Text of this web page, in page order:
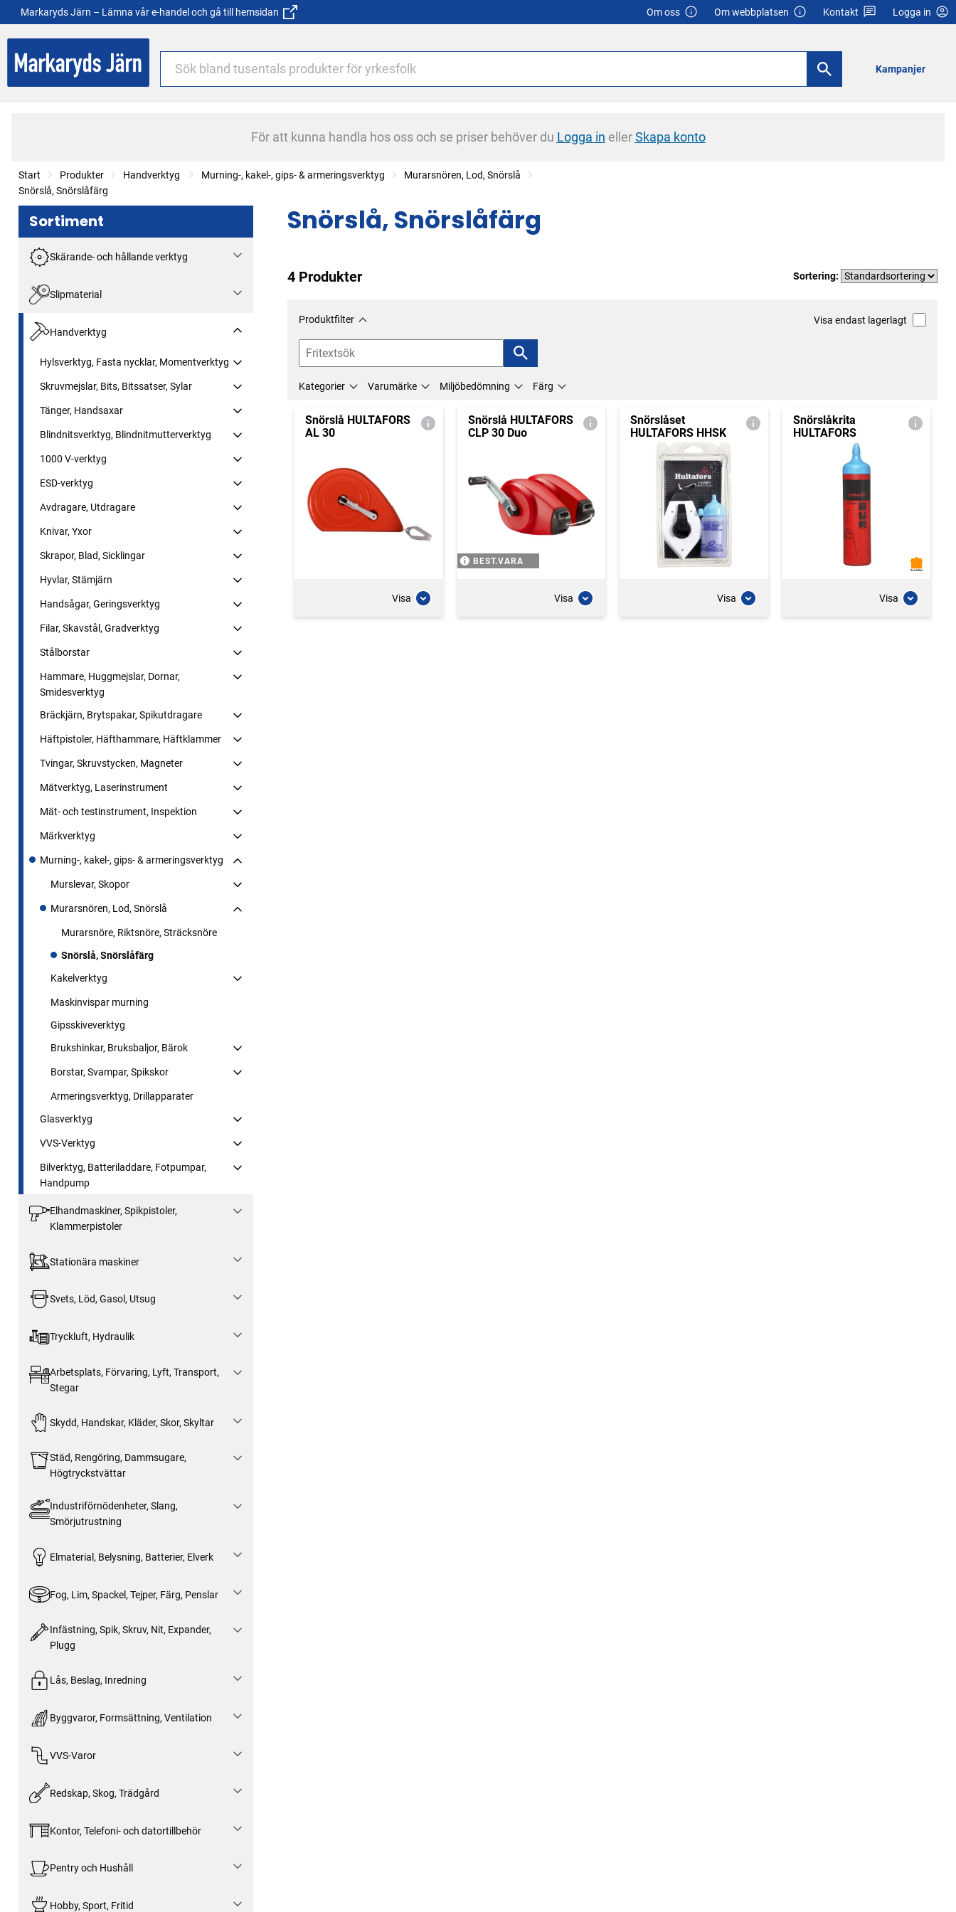
Markaryds Järn – Lämna vår e-handel och gå till hemsidan Om oss Om webbplatsen Kontakt Logga in
Kampanjer
För att kunna handla hos oss och se priser behöver du Logga in ellerSkapa konto
Start Produkter Handverktyg Murning-, kakel-, gips- & armeringsverktyg
Murarsnören, Lod, Snörslå
Snörslå, Snörslåfärg
Sortiment
Skärande- och hållande verktyg
Slipmaterial
Handverktyg
Hylsverktyg, Fasta nycklar, Momentverktyg
Skruvmejslar, Bits, Bitssatser, Sylar
Tänger, Handsaxar
Blindnitsverktyg, Blindnitmutterverktyg
1000 V-verktyg
ESD-verktyg
Avdragare, Utdragare
Knivar, Yxor
Skrapor, Blad, Sicklingar
Hyvlar, Stämjärn
Handsågar, Geringsverktyg
Filar, Skavstål, Gradverktyg
Stålborstar
Hammare, Huggmejslar, Dornar,
Smidesverktyg
Bräckjärn, Brytspakar, Spikutdragare
Häftpistoler, Häfthammare, Häftklammer
Tvingar, Skruvstycken, Magneter
Mätverktyg, Laserinstrument
Mät- och testinstrument, Inspektion
Märkverktyg
Murning-, kakel-, gips- & armeringsverktyg
Murslevar, Skopor
Murarsnören, Lod, Snörslå
Murarsnöre, Riktsnöre, Sträcksnöre
Snörslå, Snörslåfärg
Kakelverktyg
Maskinvispar murning
Gipsskiveverktyg
Brukshinkar, Bruksbaljor, Bärok
Borstar, Svampar, Spikskor
Armeringsverktyg, Drillapparater
Glasverktyg
VVS-Verktyg
Bilverktyg, Batteriladdare, Fotpumpar,
Handpump
Elhandmaskiner, Spikpistoler,
Klammerpistoler
Stationära maskiner
Svets, Löd, Gasol, Utsug
Tryckluft, Hydraulik
Arbetsplats, Förvaring, Lyft, Transport,
Stegar
Skydd, Handskar, Kläder, Skor, Skyltar
Städ, Rengöring, Dammsugare,
Högtryckstvättar
Industriförnödenheter, Slang,
Smörjutrustning
Elmaterial, Belysning, Batterier, Elverk
Fog, Lim, Spackel, Tejper, Färg, Penslar
Infästning, Spik, Skruv, Nit, Expander,
Plugg
Lås, Beslag, Inredning
Byggvaror, Formsättning, Ventilation
VVS-Varor
Redskap, Skog, Trädgård
Kontor, Telefoni- och datortillbehör
Pentry och Hushåll
Hobby, Sport, Fritid
Snörslå, Snörslåfärg
4 Produkter Sortering:
Produktfilter Visa endast lagerlagt
Kategorier Varumärke Miljöbedömning Färg
Snörslå HULTAFORS
AL 30
Visa
Snörslå HULTAFORS
CLP 30 Duo
BEST.VARA
Visa
Snörslåset
HULTAFORS HHSK
Visa
Snörslåkrita
HULTAFORS
Visa